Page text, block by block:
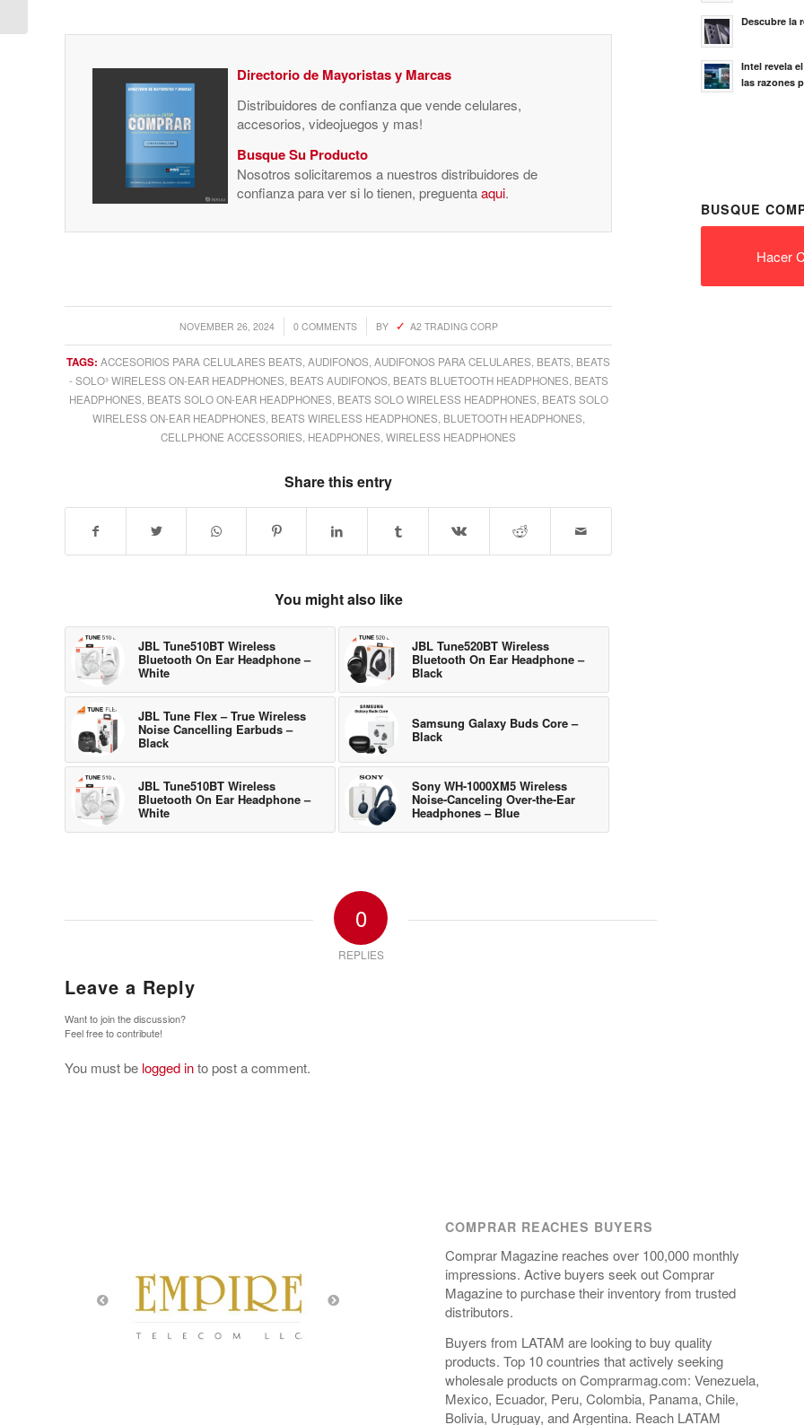
Directorio de Mayoristas y Marcas
Distribuidores de confianza que vende celulares,
accesorios, videojuegos y mas!
Busque Su Producto
Nosotros solicitaremos a nuestros distribuidores de
confianza para ver si lo tienen, preguentaaqui.
NOVEMBER 26, 2024
/ 0 COMMENTS
/ BY A2 TRADING CORP
TAGS: ACCESORIOS PARA CELULARES BEATS AUDIFONOS AUDIFONOS PARA CELULARES BEATS BEATS
- SOLO³ WIRELESS ON-EAR HEADPHONES BEATS AUDIFONOS BEATS BLUETOOTH HEADPHONES BEATS
HEADPHONES BEATS SOLO ON-EAR HEADPHONES BEATS SOLO WIRELESS HEADPHONES BEATS SOLO
WIRELESS ON-EAR HEADPHONES BEATS WIRELESS HEADPHONES BLUETOOTH HEADPHONES
CELLPHONE ACCESSORIES HEADPHONES WIRELESS HEADPHONES
Share this entry
You might also like
JBL Tune510BT Wireless
Bluetooth On Ear Headphone –
White
JBL Tune520BT Wireless
Bluetooth On Ear Headphone –
Black
JBL Tune Flex – True Wireless
Noise Cancelling Earbuds –
Black
Samsung Galaxy Buds Core –
Black
JBL Tune510BT Wireless
Bluetooth On Ear Headphone –
White
Sony WH-1000XM5 Wireless
Noise-Canceling Over-the-Ear
Headphones – Blue
0
REPLIES
Leave a Reply
Want to join the discussion?
Feel free to contribute!
You must be logged into post a comment.
Descubre la
Intel revela
las razones
BUSQUE
Hacer
COMPRAR REACHES BUYERS
Comprar Magazine reaches over 100,000 monthly
impressions. Active buyers seek out Comprar
Magazine to purchase their inventory from trusted
distributors.
Buyers from LATAM are looking to buy quality
products. Top 10 countries that actively seeking
wholesale products on Comprarmag.com: Venezuela,
Mexico, Ecuador, Peru, Colombia, Panama, Chile,
Bolivia, Uruguay, and Argentina. Reach LATAM